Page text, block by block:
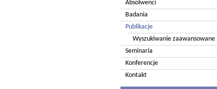
Absolwenci
Badania
Publikacje
Wyszukiwanie zaawansowane
Seminaria
Konferencje
Kontakt